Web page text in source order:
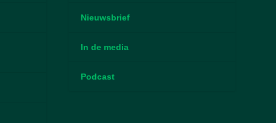
Nieuwsbrief
In de media
Podcast